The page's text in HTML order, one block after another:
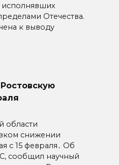
исполнявших
Отечества.
к выводу
области
снижении
с 15 февраля․ Об
сообщил научный